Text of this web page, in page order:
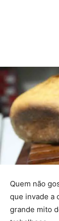
Quem não
que invade a
grande mito